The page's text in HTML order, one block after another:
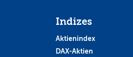
Indizes
Aktienindex
DAX-Aktien